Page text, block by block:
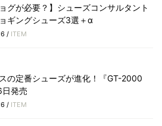
ョグが必要？】シューズコンサルタント
ギングシューズ3選＋α
/ ITEM
の定番シューズが進化！『GT-2000
発売
/ ITEM